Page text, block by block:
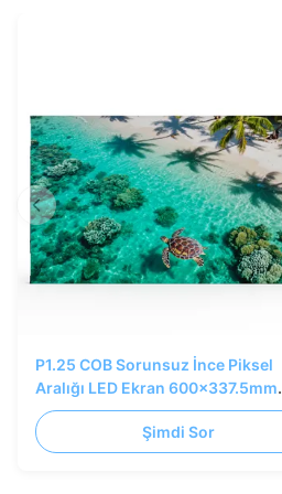
P1.25 COB Sorunsuz İnce Piksel
Aralığı LED Ekran 600x337.5mm
Döküm AL Kabini
Şimdi Sor